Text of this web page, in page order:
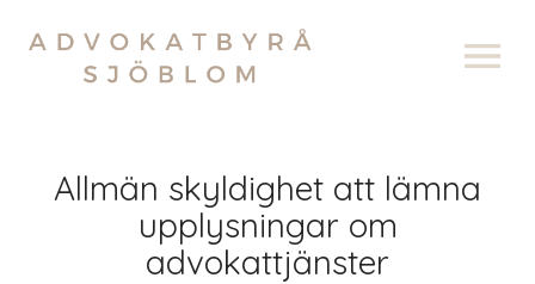
Allmän skyldighet att lämna
upplysningar om
advokattjänster